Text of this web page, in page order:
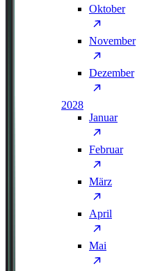
Oktober
November
Dezember
2028
Januar
Februar
März
April
Mai